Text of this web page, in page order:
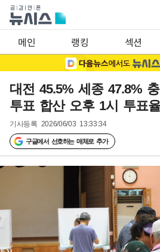
메인 랭킹 섹션
대전 45.5% 세종 47.8%
투표 합산 오후 1시 투표율
기사등록 2026/06/03 13:33:34
구글에서 선호하는 매체로 추가